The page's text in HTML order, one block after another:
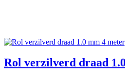
Rol verzilverd draad